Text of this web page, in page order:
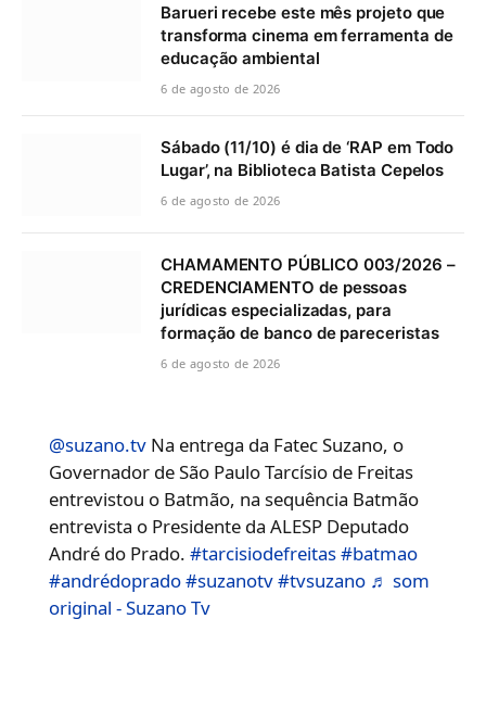
Barueri recebe este mês projeto que
transforma cinema em ferramenta de
educação ambiental
6 de agosto de 2026
Sábado (11/10) é dia de ‘RAP em Todo
Lugar’, na Biblioteca Batista Cepelos
6 de agosto de 2026
CHAMAMENTO PÚBLICO 003/2026 –
CREDENCIAMENTO de pessoas
jurídicas especializadas, para
formação de banco de pareceristas
6 de agosto de 2026
@suzano.tv Na entrega da Fatec Suzano, o
Governador de São Paulo Tarcísio de Freitas
entrevistou o Batmão, na sequência Batmão
entrevista o Presidente da ALESP Deputado
André do Prado.#tarcisiodefreitas#batmao
#andrédoprado#suzanotv#tvsuzano ♬ som
original - Suzano Tv